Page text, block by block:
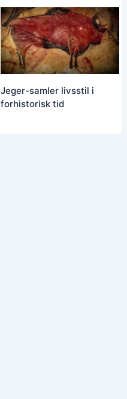
Jeger-samler livsstil i
forhistorisk tid